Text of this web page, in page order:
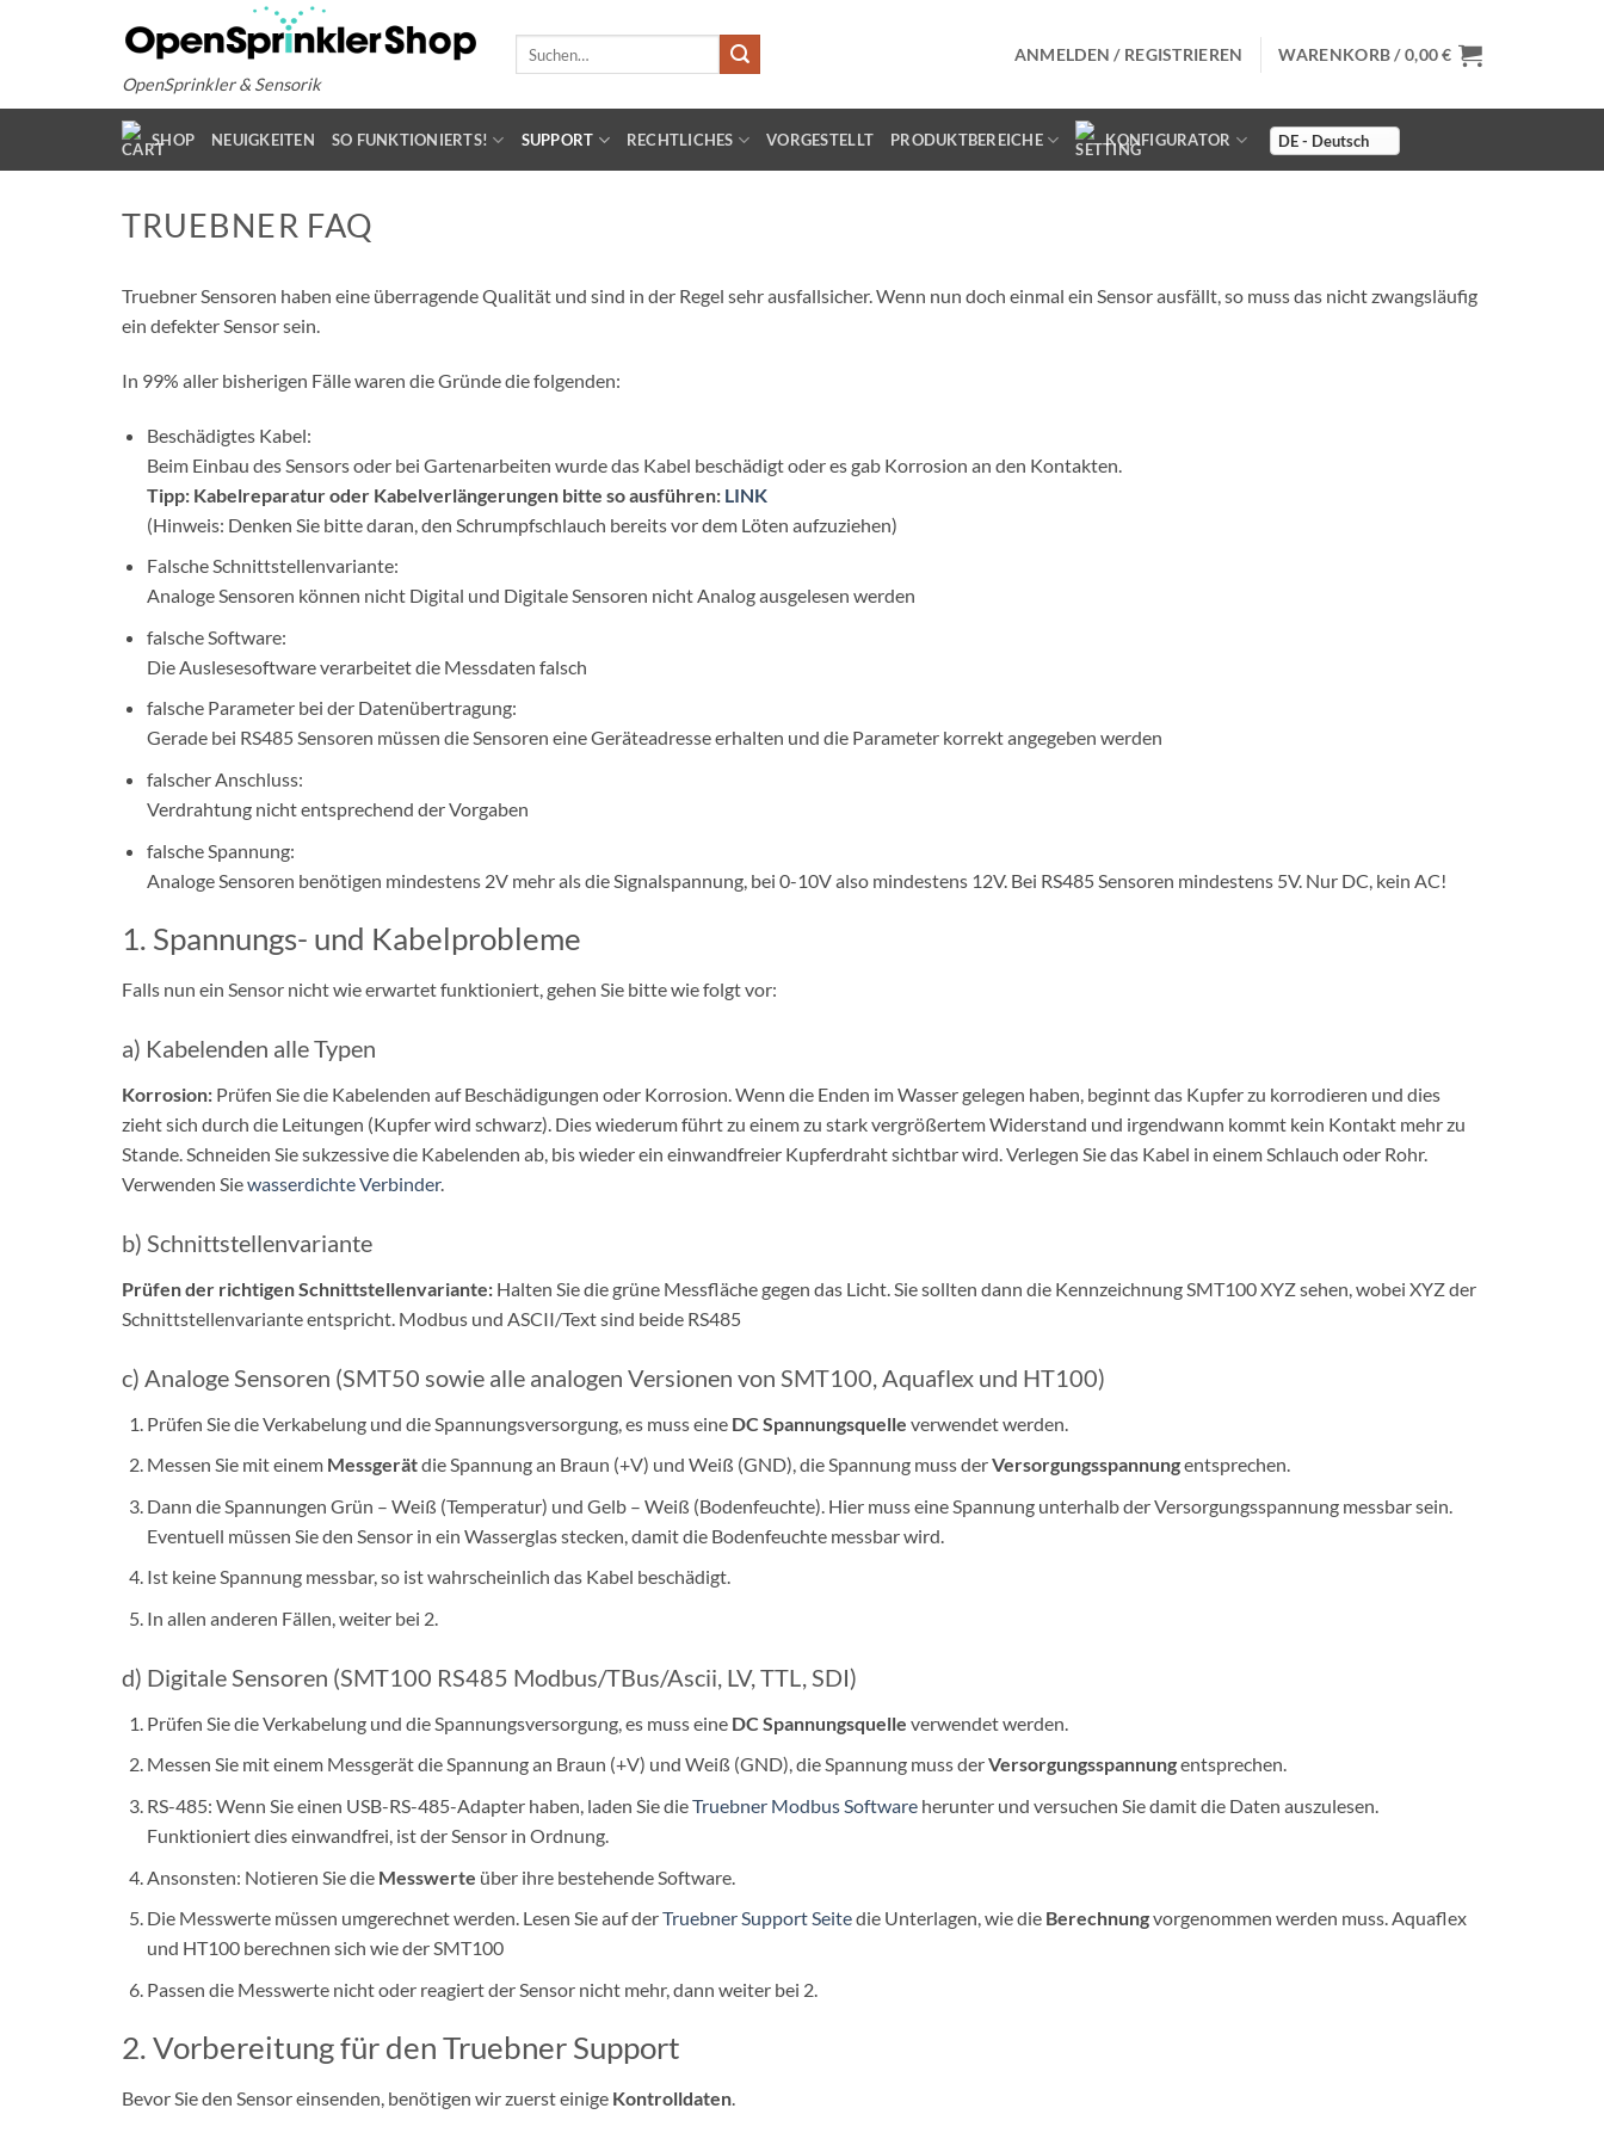
OpenSprinkler & Sensorik
ANMELDEN / REGISTRIEREN WARENKORB /0,00€
SHOP NEUIGKEITEN SO FUNKTIONIERTS! SUPPORT RECHTLICHES VORGESTELLT PRODUKTBEREICHE KONFIGURATOR
TRUEBNER FAQ
Truebner Sensoren haben eine überragende Qualität und sind in der Regel sehr ausfallsicher. Wenn nun doch einmal ein Sensor ausfällt, so muss das nicht zwangsläufig
ein defekter Sensor sein.
In 99% aller bisherigen Fälle waren die Gründe die folgenden:
Beschädigtes Kabel:
Beim Einbau des Sensors oder bei Gartenarbeiten wurde das Kabel beschädigt oder es gab Korrosion an den Kontakten.
Tipp: Kabelreparatur oder Kabelverlängerungen bitte so ausführen: LINK
(Hinweis: Denken Sie bitte daran, den Schrumpfschlauch bereits vor dem Löten aufzuziehen)
Falsche Schnittstellenvariante:
Analoge Sensoren können nicht Digital und Digitale Sensoren nicht Analog ausgelesen werden
falsche Software:
Die Auslesesoftware verarbeitet die Messdaten falsch
falsche Parameter bei der Datenübertragung:
Gerade bei RS485 Sensoren müssen die Sensoren eine Geräteadresse erhalten und die Parameter korrekt angegeben werden
falscher Anschluss:
Verdrahtung nicht entsprechend der Vorgaben
falsche Spannung:
Analoge Sensoren benötigen mindestens 2V mehr als die Signalspannung, bei 0-10V also mindestens 12V. Bei RS485 Sensoren mindestens 5V. Nur DC, kein AC!
1. Spannungs- und Kabelprobleme
Falls nun ein Sensor nicht wie erwartet funktioniert, gehen Sie bitte wie folgt vor:
a) Kabelenden alle Typen
Korrosion: Prüfen Sie die Kabelenden auf Beschädigungen oder Korrosion. Wenn die Enden im Wasser gelegen haben, beginnt das Kupfer zu korrodieren und dies
zieht sich durch die Leitungen (Kupfer wird schwarz). Dies wiederum führt zu einem zu stark vergrößertem Widerstand und irgendwann kommt kein Kontakt mehr zu
Stande. Schneiden Sie sukzessive die Kabelenden ab, bis wieder ein einwandfreier Kupferdraht sichtbar wird. Verlegen Sie das Kabel in einem Schlauch oder Rohr.
Verwenden Siewasserdichte Verbinder.
b) Schnittstellenvariante
Prüfen der richtigen Schnittstellenvariante: Halten Sie die grüne Messfläche gegen das Licht. Sie sollten dann die Kennzeichnung SMT100 XYZ sehen, wobei XYZ der
Schnittstellenvariante entspricht. Modbus und ASCII/Text sind beide RS485
c) Analoge Sensoren (SMT50 sowie alle analogen Versionen von SMT100, Aquaflex und HT100)
Prüfen Sie die Verkabelung und die Spannungsversorgung, es muss eine DC Spannungsquelle verwendet werden.
Messen Sie mit einem Messgerätdie Spannung an Braun (+V) und Weiß (GND), die Spannung muss derVersorgungsspannungentsprechen.
Dann die Spannungen Grün – Weiß (Temperatur) und Gelb – Weiß (Bodenfeuchte). Hier muss eine Spannung unterhalb der Versorgungsspannung messbar sein.
Eventuell müssen Sie den Sensor in ein Wasserglas stecken, damit die Bodenfeuchte messbar wird.
Ist keine Spannung messbar, so ist wahrscheinlich das Kabel beschädigt.
In allen anderen Fällen, weiter bei 2.
d) Digitale Sensoren (SMT100 RS485 Modbus/TBus/Ascii, LV, TTL, SDI)
Prüfen Sie die Verkabelung und die Spannungsversorgung, es muss eine DC Spannungsquelle verwendet werden.
Messen Sie mit einem Messgerät die Spannung an Braun (+V) und Weiß (GND), die Spannung muss derVersorgungsspannungentsprechen.
RS-485: Wenn Sie einen USB-RS-485-Adapter haben, laden Sie dieTruebner Modbus Softwareherunter und versuchen Sie damit die Daten auszulesen.
Funktioniert dies einwandfrei, ist der Sensor in Ordnung.
Ansonsten: Notieren Sie die Messwerte über ihre bestehende Software.
Die Messwerte müssen umgerechnet werden. Lesen Sie auf derTruebner Support Seitedie Unterlagen, wie die Berechnungvorgenommen werden muss. Aquaflex
und HT100 berechnen sich wie der SMT100
Passen die Messwerte nicht oder reagiert der Sensor nicht mehr, dann weiter bei 2.
2. Vorbereitung für den Truebner Support
Bevor Sie den Sensor einsenden, benötigen wir zuerst einige Kontrolldaten.